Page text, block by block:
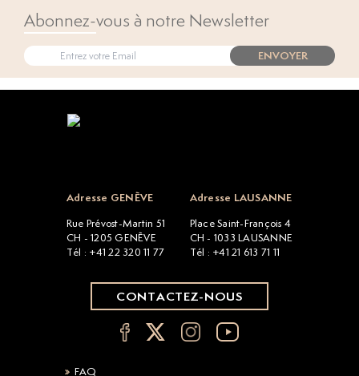
Abonnez-vous à notre Newsletter
ENVOYER
Adresse GENÈVE
Rue Prévost-Martin 51
CH - 1205 GENÈVE
Tél : +41 22 320 11 77
Adresse LAUSANNE
Place Saint-François 4
CH - 1033 LAUSANNE
Tél : +41 21 613 71 11
CONTACTEZ-NOUS
FAQ